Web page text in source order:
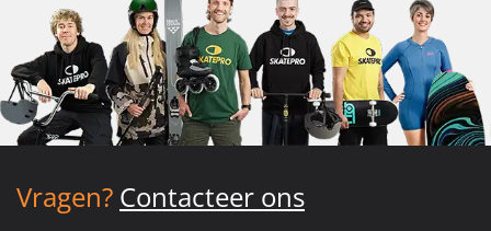
Vragen? Contacteer ons